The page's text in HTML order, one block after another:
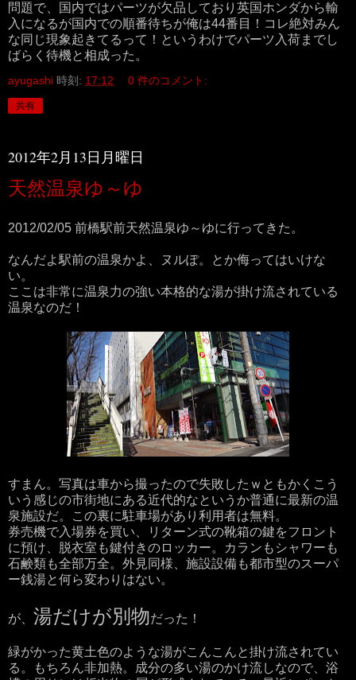
問題で、国内ではパーツが欠品しており英国ホンダから輸
入になるが国内での順番待ちが俺は44番目！コレ絶対みん
な同じ現象起きてるって！というわけでパーツ入荷までし
ばらく待機と相成った。
ayugashi 時刻: 17:12 0 件のコメント:
共有
2012年2月13日月曜日
天然温泉ゆ～ゆ
2012/02/05 前橋駅前天然温泉ゆ～ゆに行ってきた。
なんだよ駅前の温泉かよ、ヌルぽ。とか侮ってはいけな
い。
ここは非常に温泉力の強い本格的な湯が掛け流されている
温泉なのだ！
すまん。写真は車から撮ったので失敗したｗともかくこう
いう感じの市街地にある近代的なというか普通に最新の温
泉施設だ。この裏に駐車場があり利用者は無料。
券売機で入場券を買い、リターン式の靴箱の鍵をフロント
に預け、脱衣室も鍵付きのロッカー。カランもシャワーも
石鹸類も全部万全。外見同様、施設設備も都市型のスーパ
ー銭湯と何ら変わりはない。
が、 湯だけが別物だった！
緑がかった黄土色のような湯がこんこんと掛け流されてい
る。もちろん非加熱。成分の多い湯のかけ流しなので、浴